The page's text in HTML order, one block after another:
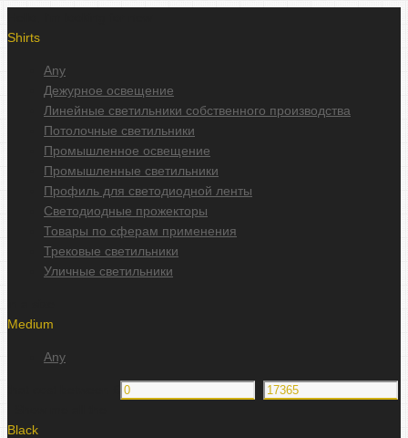
Shirts
Any
Дежурное освещение
Линейные светильники собственного производства
Потолочные светильники
Промышленное освещение
Промышленные светильники
Профиль для светодиодной ленты
Светодиодные прожекторы
Товары по сферам применения
Трековые светильники
Уличные светильники
Medium
Any
Black